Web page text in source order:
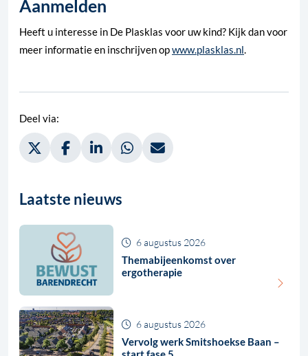
Aanmelden
Heeft u interesse in De Plasklas voor uw kind? Kijk dan voor
meer informatie en inschrijven opwww.plasklas.nl.
Deel via:
Deel via Twitter, opent in nieuw tabblad
Deel via Facebook, opent in nieuw tabblad
Deel via LinkedIn, opent in nieuw tabblad
Deel via WhatsApp, opent in nieuw
Deel via Mail, opent in nieuw
Laatste nieuws
Themabijeenkomst over
ergotherapie
6 augustus 2026
Vervolg werk Smitshoekse Baan –
6 augustus 2026